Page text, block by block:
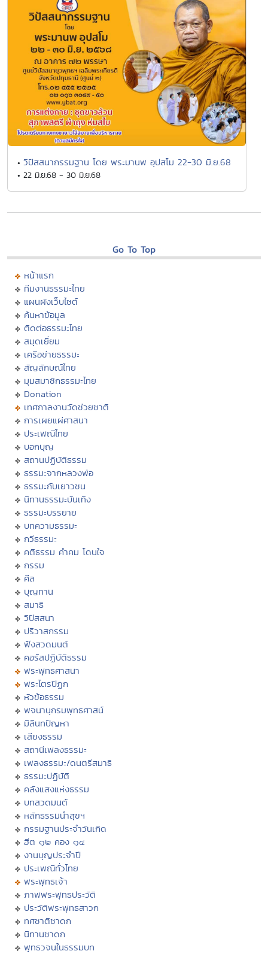
• วิปัสสนากรรมฐาน โดย พระมานพ อุปสโม 22-30 มิ.ย.68
• 22 มิ.ย.68 - 30 มิ.ย.68
Go To Top
หน้าแรก
ทีมงานธรรมะไทย
แผนผังเว็บไซต์
ค้นหาข้อมูล
ติดต่อธรรมะไทย
สมุดเยี่ยม
เครือข่ายธรรมะ
สัญลักษณ์ไทย
มุมสมาชิกธรรมะไทย
Donation
เทศกาลงานวัดช่วยชาติ
การเผยแผ่ศาสนา
ประเพณีไทย
บอกบุญ
สถานปฏิบัติธรรม
ธรรมะจากหลวงพ่อ
ธรรมะกับเยาวชน
นิทานธรรมะบันเทิง
ธรรมะบรรยาย
บทความธรรมะ
กวีธรรมะ
คติธรรม คำคม โดนใจ
กรรม
ศีล
บุญทาน
สมาธิ
วิปัสสนา
ปริวาสกรรม
ฟังสวดมนต์
คอร์สปฏิบัติธรรม
พระพุทธศาสนา
พระไตรปิฏก
หัวข้อธรรม
พจนานุกรมพุทธศาสน์
มิลินทปัญหา
เสียงธรรม
สถานีเพลงธรรมะ
เพลงธรรมะ/ดนตรีสมาธิ
ธรรมะปฏิบัติ
คลังแสงแห่งธรรม
บทสวดมนต์
หลักธรรมนำสุขฯ
กรรมฐานประจำวันเกิด
ฮีต ๑๒ คอง ๑๔
งานบุญประจำปี
ประเพณีทั่วไทย
พระพุทธเจ้า
ภาพพระพุทธประวัติ
ประวัติพระพุทธสาวก
ทศชาติชาดก
นิทานชาดก
พุทธวจนในธรรมบท